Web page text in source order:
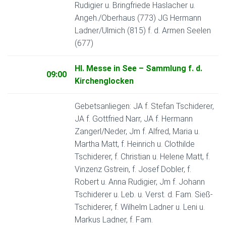
Rudigier u. Bringfriede Haslacher u.
Angeh./Oberhaus (773) JG Hermann
Ladner/Ulmich (815) f. d. Armen Seelen
(677)
09:00
Hl. Messe in See – Sammlung f. d.
Kirchenglocken
Gebetsanliegen: JA f. Stefan Tschiderer,
JA f. Gottfried Narr, JA f. Hermann
Zangerl/Neder, Jm f. Alfred, Maria u.
Martha Matt, f. Heinrich u. Clothilde
Tschiderer, f. Christian u. Helene Matt, f.
Vinzenz Gstrein, f. Josef Dobler, f.
Robert u. Anna Rudigier, Jm f. Johann
Tschiderer u. Leb. u. Verst. d. Fam. Sieß-
Tschiderer, f. Wilhelm Ladner u. Leni u.
Markus Ladner, f. Fam.